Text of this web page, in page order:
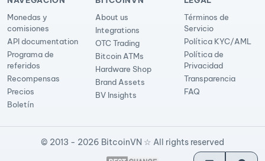
Monedas y
comisiones
API documentation
Programa de
referidos
Recompensas
Precios
Boletín
About us
Integrations
OTC Trading
Bitcoin ATMs
Hardware Shop
Brand Assets
BV Insights
Términos de
Servicio
Política KYC/AML
Política de
Privacidad
Transparencia
FAQ
© 2013 - 2026 BitcoinVN ☆ All rights reserved